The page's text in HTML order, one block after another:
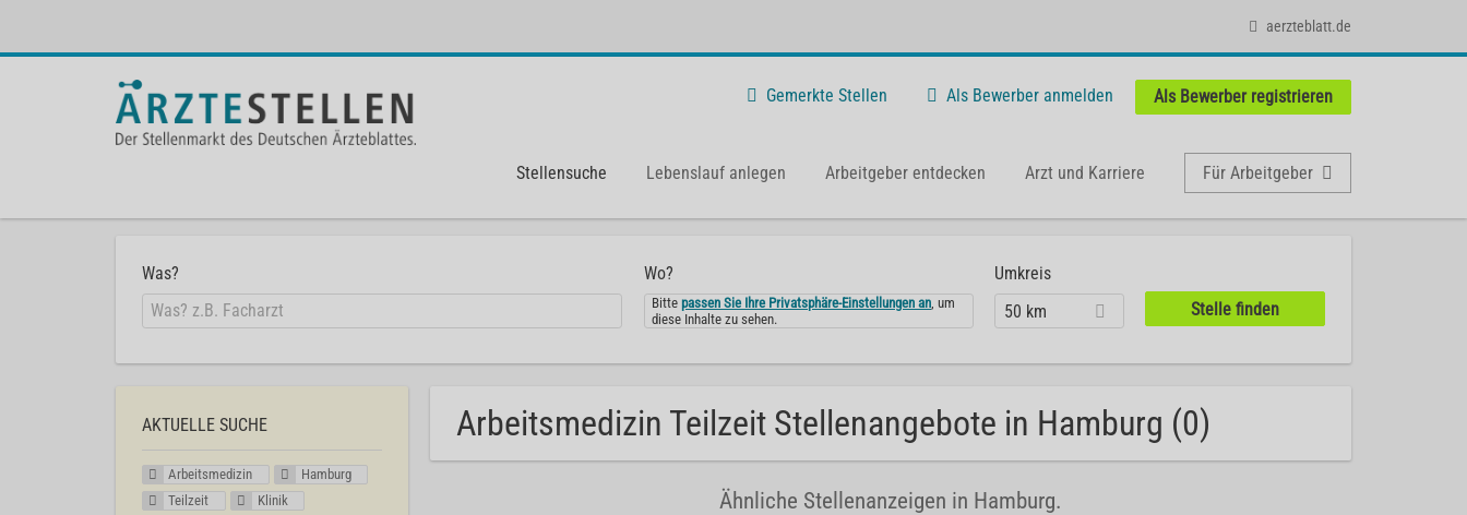
aerzteblatt.de
Gemerkte Stellen Als Bewerber anmelden Als Bewerber registrieren
Stellensuche Lebenslauf anlegen Arbeitgeber entdecken Arzt und Karriere Für Arbeitgeber
Was? Wo?
Bittepassen Sie Ihre Privatsphäre-Einstellungen an, um
diese Inhalte zu sehen.
Umkreis
50 km
Arbeitsmedizin Teilzeit Stellenangebote in Hamburg (0)
Ähnliche Stellenanzeigen in Hamburg.
AKTUELLE SUCHE
Arbeitsmedizin
Hamburg
Teilzeit
Klinik